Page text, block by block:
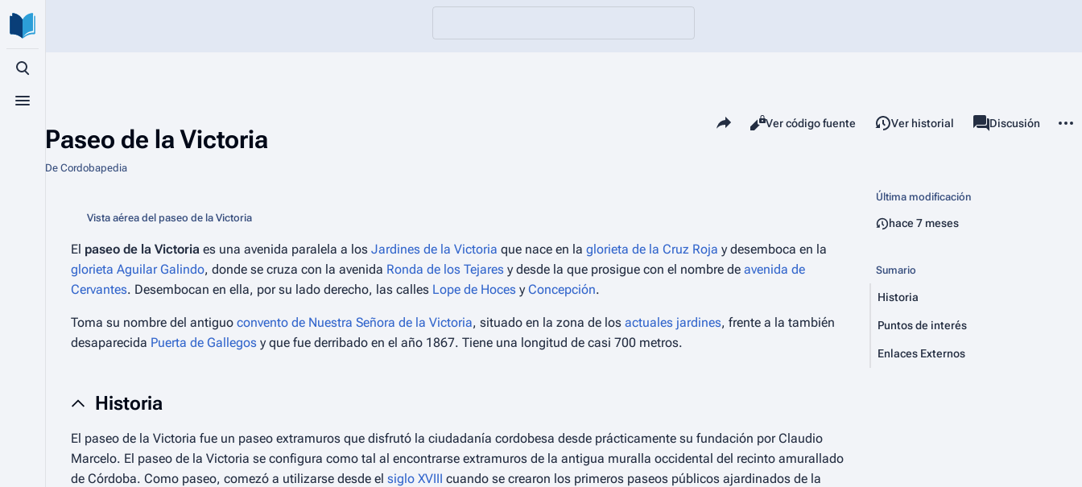
Búsqueda alternativa
Menú alternativo
Paseo de la Victoria
De Cordobapedia
Comparte esta página
Vistas
Leer
Ver código fuente Ver historial associated-pages
Página
Discusión
Vista aérea del paseo de la Victoria
El paseo de la Victoria es una avenida paralela a los Jardines de la Victoria que nace en la glorieta de la Cruz Roja y desemboca en la
glorieta Aguilar Galindo, donde se cruza con la avenida Ronda de los Tejares y desde la que prosigue con el nombre de avenida de
Cervantes. Desembocan en ella, por su lado derecho, las calles Lope de Hoces yConcepción.
Toma su nombre del antiguo convento de Nuestra Señora de la Victoria, situado en la zona de los actuales jardines, frente a la también
desaparecida Puerta de Gallegos y que fue derribado en el año 1867. Tiene una longitud de casi 700 metros.
Historia
El paseo de la Victoria fue un paseo extramuros que disfrutó la ciudadanía cordobesa desde prácticamente su fundación por Claudio
Marcelo. El paseo de la Victoria se configura como tal al encontrarse extramuros de la antigua muralla occidental del recinto amurallado
de Córdoba. Como paseo, comezó a utilizarse desde el siglo XVIII cuando se crearon los primeros paseos públicos ajardinados de la
Última modificación
hace 7 meses
Sumario
Historia
Puntos de interés
Enlaces Externos